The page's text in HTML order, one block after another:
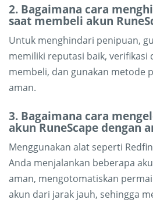
2. Bagaimana cara
saat membeli akun
Untuk menghindari penipuan,
memiliki reputasi baik, verifikasi
membeli, dan gunakan metode
aman.
3. Bagaimana cara
akun RuneScape dengan
Menggunakan alat seperti
Anda menjalankan beberapa
aman, mengotomatiskan
akun dari jarak jauh, sehingga